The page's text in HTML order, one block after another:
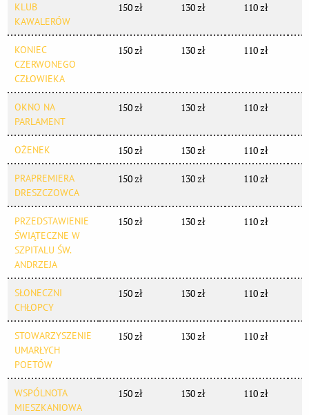
KLUB
KAWALERÓW
150 zł 130 zł 110 zł
KONIEC
CZERWONEGO
CZŁOWIEKA
150 zł 130 zł 110 zł
OKNO NA
PARLAMENT
150 zł 130 zł 110 zł
OŻENEK 150 zł 130 zł 110 zł
PRAPREMIERA
DRESZCZOWCA
150 zł 130 zł 110 zł
PRZEDSTAWIENIE
ŚWIĄTECZNE W
SZPITALU ŚW.
ANDRZEJA
150 zł 130 zł 110 zł
SŁONECZNI
CHŁOPCY
150 zł 130 zł 110 zł
STOWARZYSZENIE
UMARŁYCH
POETÓW
150 zł 130 zł 110 zł
WSPÓLNOTA
MIESZKANIOWA
150 zł 130 zł 110 zł